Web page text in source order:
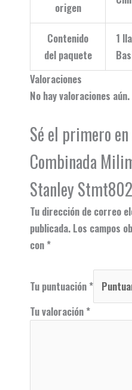
origen
Contenido
del paquete
1
Valoraciones
No hay valoraciones aún.
Sé el primero
Combinada
Stanley
Tu dirección de correo
publicada. Los campos
con *
Tu puntuación *
Tu valoración *